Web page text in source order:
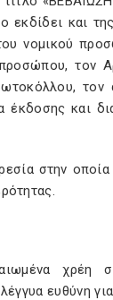
εκδίδει και
νομικού
τον
τον
και
στην οποία
χρέη
ευθύνη